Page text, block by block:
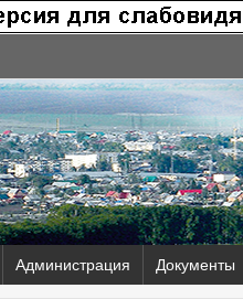
Администрация Документы